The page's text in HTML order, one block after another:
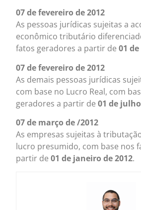
07 de fevereiro de 2012
As pessoas jurídicas sujeitas a
econômico tributário
fatos geradores a partir de01
07 de fevereiro de 2012
As demais pessoas jurídicas
com base no Lucro Real, com
geradores a partir de01 de
07 de março de /2012
As empresas sujeitas à
lucro presumido, com base nos
partir de01 de janeiro de 2012.